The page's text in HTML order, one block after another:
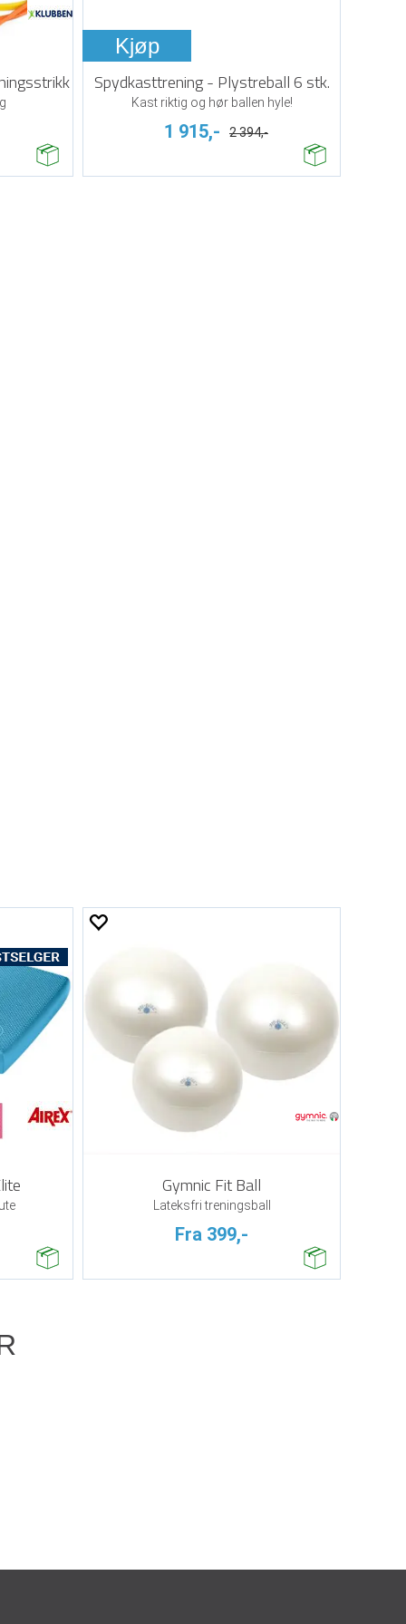
Kjøp
Spydkasttrening - Plystreball 6 stk.
Kast riktig og hør ballen hyle!
1 915,- 2 394,-
Gymnic Fit Ball
Lateksfri treningsball
Fra 399,-